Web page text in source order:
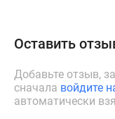
Оставить
Добавьте отзыв,
сначала войдите
автоматически